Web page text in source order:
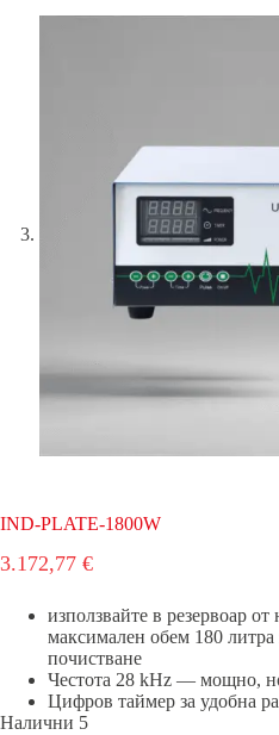
IND-PLATE-1800W
3.172,77 €
използвайте в резервоар
максимален обем 180 литра
почистване
Честота 28 kHz — мощно,
Цифров таймер за удобна
Налични 5